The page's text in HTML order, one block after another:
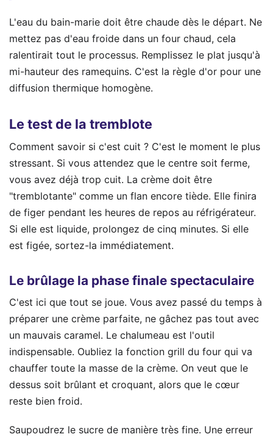
L'eau du bain-marie doit être chaude dès le départ. Ne
mettez pas d'eau froide dans un four chaud, cela
ralentirait tout le processus. Remplissez le plat jusqu'à
mi-hauteur des ramequins. C'est la règle d'or pour une
diffusion thermique homogène.
Le test de la tremblote
Comment savoir si c'est cuit ? C'est le moment le plus
stressant. Si vous attendez que le centre soit ferme,
vous avez déjà trop cuit. La crème doit être
"tremblotante" comme un flan encore tiède. Elle finira
de figer pendant les heures de repos au réfrigérateur.
Si elle est liquide, prolongez de cinq minutes. Si elle
est figée, sortez-la immédiatement.
Le brûlage la phase finale spectaculaire
C'est ici que tout se joue. Vous avez passé du temps à
préparer une crème parfaite, ne gâchez pas tout avec
un mauvais caramel. Le chalumeau est l'outil
indispensable. Oubliez la fonction grill du four qui va
chauffer toute la masse de la crème. On veut que le
dessus soit brûlant et croquant, alors que le cœur
reste bien froid.
Saupoudrez le sucre de manière très fine. Une erreur